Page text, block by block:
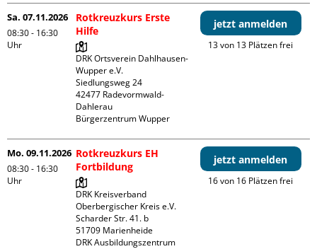
Sa. 07.11.2026
08:30 - 16:30
Uhr
Rotkreuzkurs Erste
Hilfe
DRK Ortsverein Dahlhausen-
Wupper e.V.
Siedlungsweg 24
42477 Radevormwald-
Dahlerau
Bürgerzentrum Wupper
jetzt anmelden
13 von 13 Plätzen frei
Mo. 09.11.2026
08:30 - 16:30
Uhr
Rotkreuzkurs EH
Fortbildung
DRK Kreisverband
Oberbergischer Kreis e.V.
Scharder Str. 41. b
51709 Marienheide
DRK Ausbildungszentrum
jetzt anmelden
16 von 16 Plätzen frei